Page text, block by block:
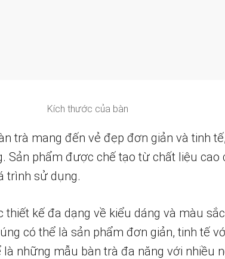
Kích thước của bàn
trà mang đến vẻ đẹp đơn giản và tinh
Sản phẩm được chế tạo từ chất liệu cao
trình sử dụng.
kế đa dạng về kiểu dáng và màu
có thể là sản phẩm đơn giản, tinh tế
những mẫu bàn trà đa năng với nhiều